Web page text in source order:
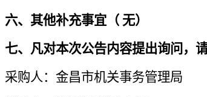
六、 其他补充事宜 （ 无）
七、 凡对本次公告内容提出询问，
采购人： 金昌市机关事务管理局